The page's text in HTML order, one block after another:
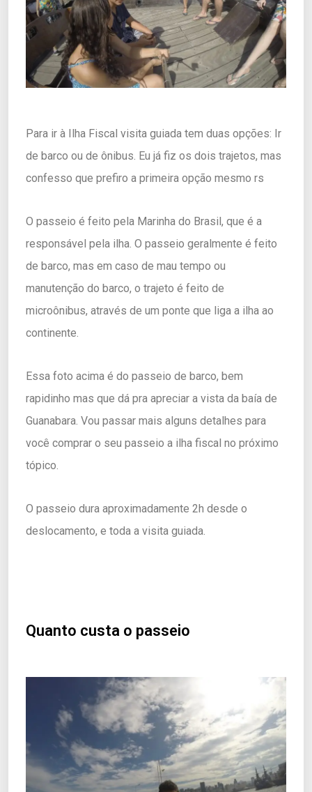
Para ir à Ilha Fiscal visita guiada tem duas opções: Ir
de barco ou de ônibus. Eu já fiz os dois trajetos, mas
confesso que prefiro a primeira opção mesmo rs
O passeio é feito pela Marinha do Brasil, que é a
responsável pela ilha. O passeio geralmente é feito
de barco, mas em caso de mau tempo ou
manutenção do barco, o trajeto é feito de
microônibus, através de um ponte que liga a ilha ao
continente.
Essa foto acima é do passeio de barco, bem
rapidinho mas que dá pra apreciar a vista da baía de
Guanabara. Vou passar mais alguns detalhes para
você comprar o seu passeio a ilha fiscal no próximo
tópico.
O passeio dura aproximadamente 2h desde o
deslocamento, e toda a visita guiada.
Quanto custa o passeio